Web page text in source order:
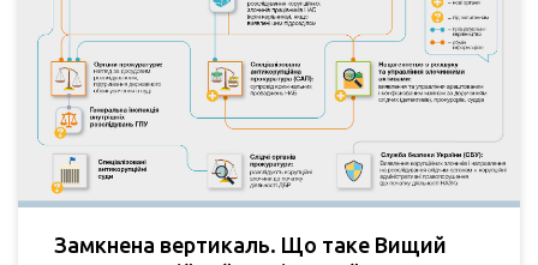
Замкнена вертикаль. Що таке Вищий